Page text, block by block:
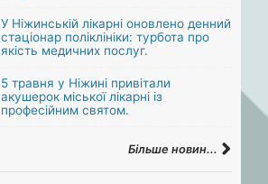
У Ніжинській лікарні оновлено денний
стаціонар поліклініки: турбота про
якість медичних послуг.
5 травня у Ніжині привітали
акушерок міської лікарні із
професійним святом.
Більше новин...